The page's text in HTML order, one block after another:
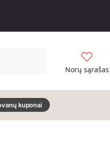
Norų sąrašas
kuponai